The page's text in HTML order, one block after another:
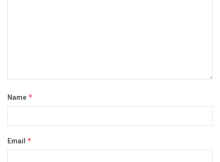
Name *
Email *